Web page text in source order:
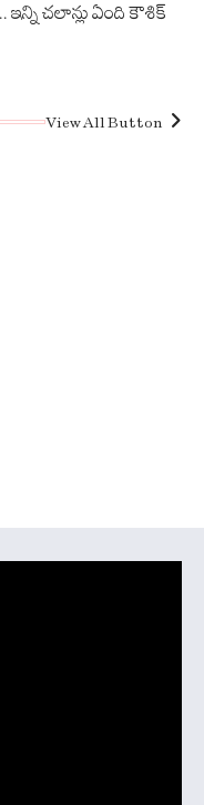
చలాన్లు ఏంది కౌశిక్
View All Button